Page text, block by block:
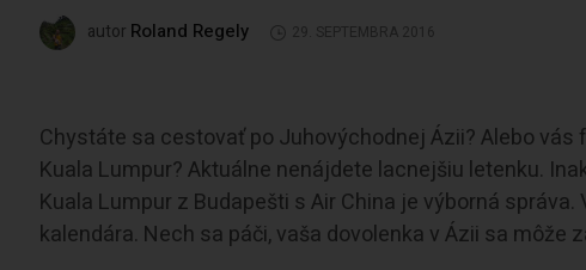
autor Roland Regely 29. SEPTEMBRA 2016
Chystáte sa cestovať po Juhovýchodnej Ázii? Alebo
Kuala Lumpur? Aktuálne nenájdete lacnejšiu letenku.
Kuala Lumpur z Budapešti s Air China je výborná
kalendára. Nech sa páči, vaša dovolenka v Ázii sa môže